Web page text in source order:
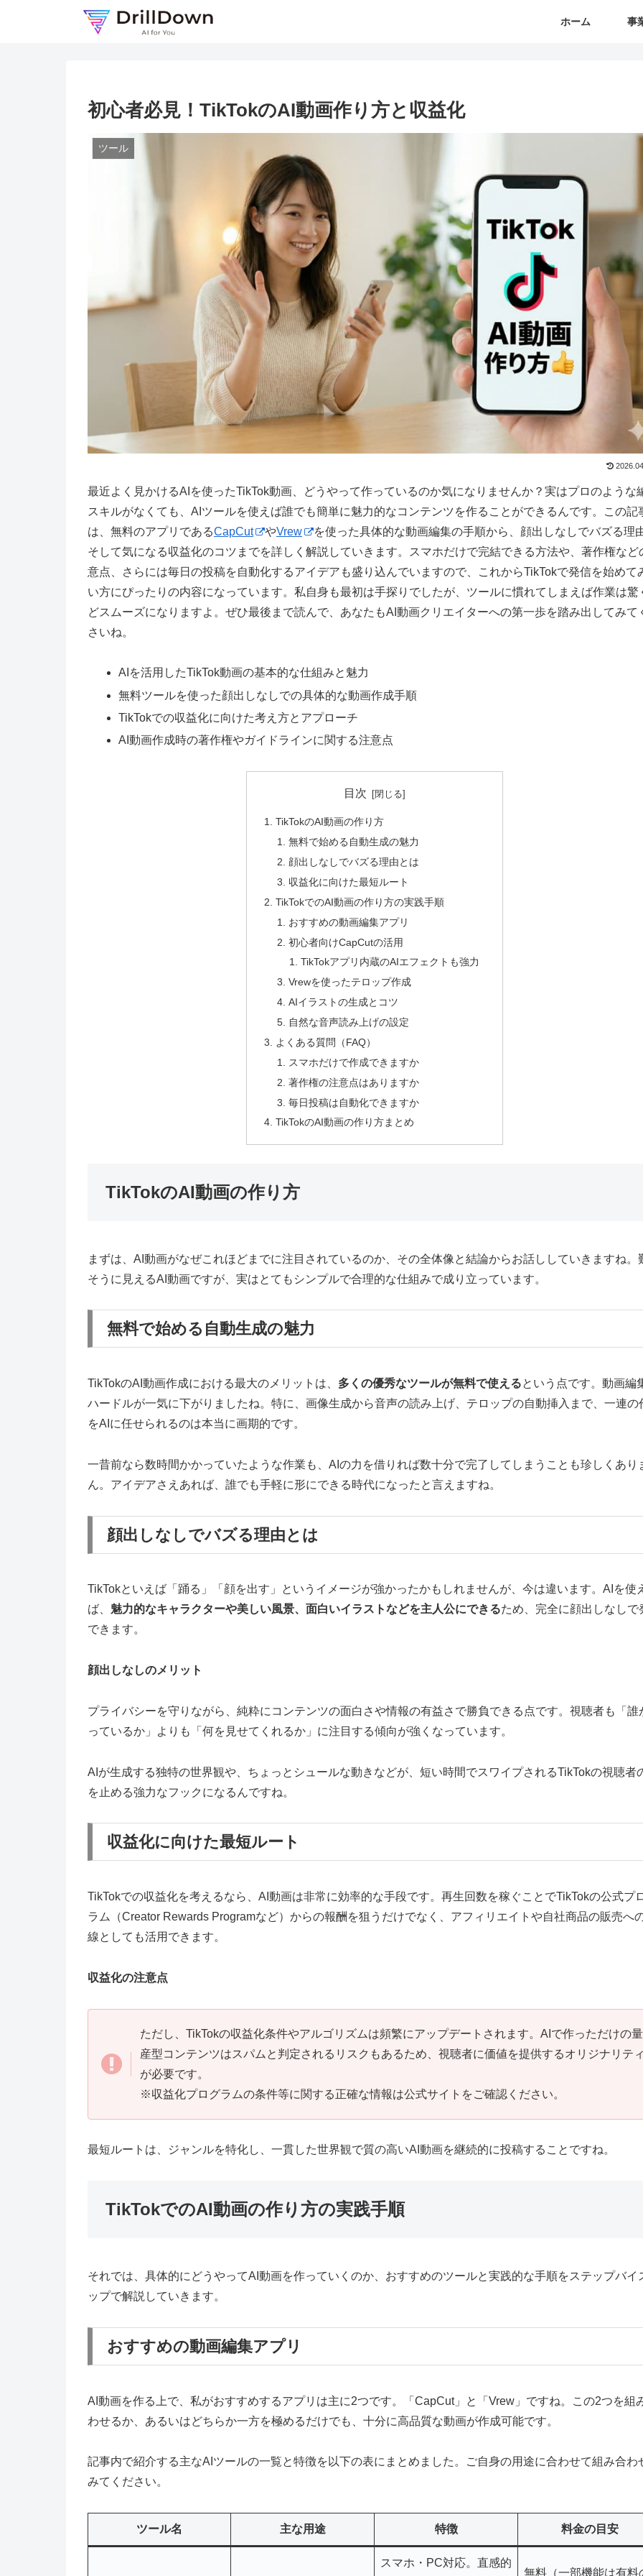
ホーム 事
初心者必見！TikTokのAI動画作り方と収益化
ツール
最近よく見かけるAIを使ったTikTok動画、どうやって作っているのか気になりませんか？実はプロのような
スキルがなくても、AIツールを使えば誰でも簡単に魅力的なコンテンツを作ることができるんです。この記
は、無料のアプリであるCapCut やVrew
を使った具体的な動画編集の手順から、顔出しなしでバズる理
そして気になる収益化のコツまでを詳しく解説していきます。スマホだけで完結できる方法や、著作権など
意点、さらには毎日の投稿を自動化するアイデアも盛り込んでいますので、これからTikTokで発信を始めて
い方にぴったりの内容になっています。私自身も最初は手探りでしたが、ツールに慣れてしまえば作業は驚
どスムーズになりますよ。ぜひ最後まで読んで、あなたもAI動画クリエイターへの第一歩を踏み出してみて
さいね。
AIを活用したTikTok動画の基本的な仕組みと魅力
無料ツールを使った顔出しなしでの具体的な動画作成手順
TikTokでの収益化に向けた考え方とアプローチ
AI動画作成時の著作権やガイドラインに関する注意点
目次
TikTokのAI動画の作り方
無料で始める自動生成の魅力
顔出しなしでバズる理由とは
収益化に向けた最短ルート
TikTokでのAI動画の作り方の実践手順
おすすめの動画編集アプリ
初心者向けCapCutの活用
TikTokアプリ内蔵のAIエフェクトも強力
Vrewを使ったテロップ作成
AIイラストの生成とコツ
自然な音声読み上げの設定
よくある質問（FAQ）
スマホだけで作成できますか
著作権の注意点はありますか
毎日投稿は自動化できますか
TikTokのAI動画の作り方まとめ
TikTokのAI動画の作り方
まずは、AI動画がなぜこれほどまでに注目されているのか、その全体像と結論からお話ししていきますね。
そうに見えるAI動画ですが、実はとてもシンプルで合理的な仕組みで成り立っています。
無料で始める自動生成の魅力
TikTokのAI動画作成における最大のメリットは、 多くの優秀なツールが無料で使えるという点です。動画編
ハードルが一気に下がりましたね。特に、画像生成から音声の読み上げ、テロップの自動挿入まで、一連の
をAIに任せられるのは本当に画期的です。
一昔前なら数時間かかっていたような作業も、AIの力を借りれば数十分で完了してしまうことも珍しくあり
ん。アイデアさえあれば、誰でも手軽に形にできる時代になったと言えますね。
顔出しなしでバズる理由とは
TikTokといえば「踊る」「顔を出す」というイメージが強かったかもしれませんが、今は違います。AIを使
ば、 魅力的なキャラクターや美しい風景、面白いイラストなどを主人公にできるため、完全に顔出しなしで
できます。
顔出しなしのメリット
プライバシーを守りながら、純粋にコンテンツの面白さや情報の有益さで勝負できる点です。視聴者も「誰
っているか」よりも「何を見せてくれるか」に注目する傾向が強くなっています。
AIが生成する独特の世界観や、ちょっとシュールな動きなどが、短い時間でスワイプされるTikTokの視聴者
を止める強力なフックになるんですね。
収益化に向けた最短ルート
TikTokでの収益化を考えるなら、AI動画は非常に効率的な手段です。再生回数を稼ぐことでTikTokの公式プ
ラム（Creator Rewards Programなど）からの報酬を狙うだけでなく、アフィリエイトや自社商品の販売へ
線としても活用できます。
収益化の注意点
ただし、TikTokの収益化条件やアルゴリズムは頻繁にアップデートされます。AIで作っただけの量
産型コンテンツはスパムと判定されるリスクもあるため、視聴者に価値を提供するオリジナリテ
が必要です。
※収益化プログラムの条件等に関する正確な情報は公式サイトをご確認ください。
最短ルートは、ジャンルを特化し、一貫した世界観で質の高いAI動画を継続的に投稿することですね。
TikTokでのAI動画の作り方の実践手順
それでは、具体的にどうやってAI動画を作っていくのか、おすすめのツールと実践的な手順をステップバイ
ップで解説していきます。
おすすめの動画編集アプリ
AI動画を作る上で、私がおすすめするアプリは主に2つです。「CapCut」と「Vrew」ですね。この2つを組
わせるか、あるいはどちらか一方を極めるだけでも、十分に高品質な動画が作成可能です。
記事内で紹介する主なAIツールの一覧と特徴を以下の表にまとめました。ご自身の用途に合わせて組み合わ
みてください。
ツール名 主な用途 特徴 料金の目安
スマホ・PC対応。直感的
無料（一部機能は有料